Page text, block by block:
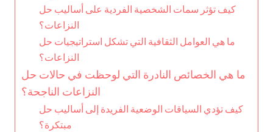
كيف تؤثر سمات الشخصية الفردية على أساليب حل
النزاعات؟
ما هي العوامل الثقافية التي تشكل استراتيجيات حل
النزاعات؟
ما هي الخصائص النادرة التي لوحظت في حالات حل
النزاعات الناجحة؟
كيف تؤدي السياقات الوضعية الفريدة إلى أساليب حل
مبتكرة؟